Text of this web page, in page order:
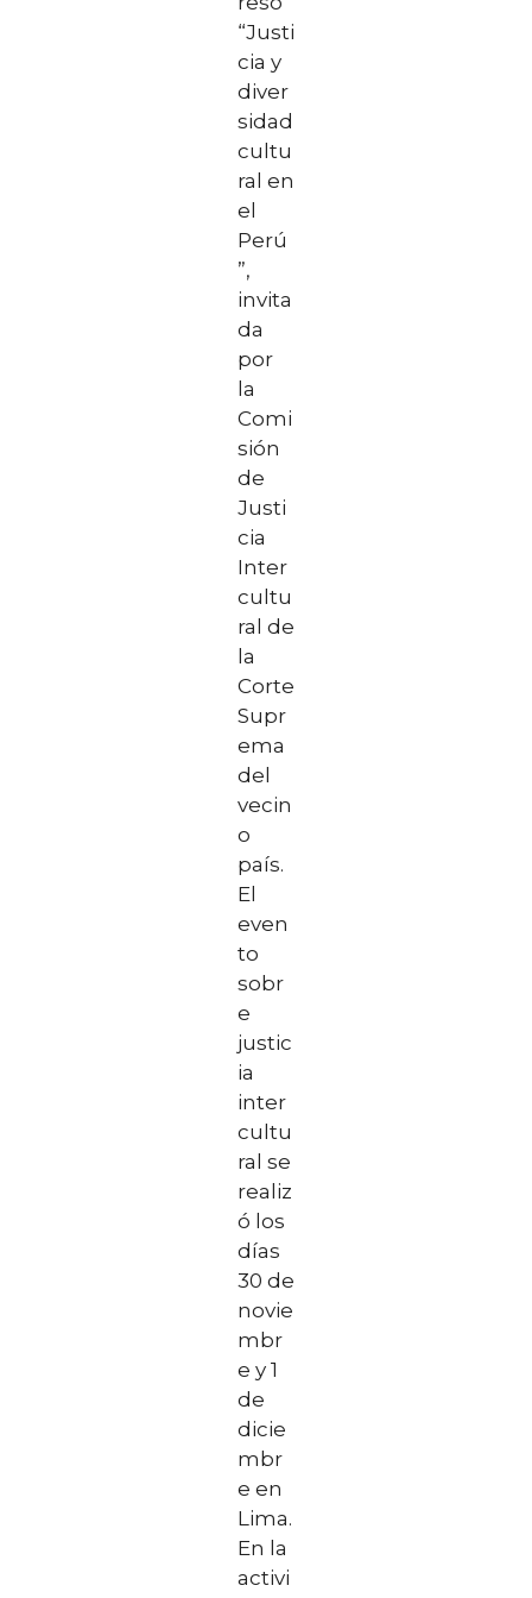
“Justi
cia y
diver
sidad
cultu
ral en
el
Perú
”,
invita
da
por
la
Comi
sión
de
Justi
cia
Inter
cultu
ral de
la
Corte
Supr
ema
del
vecin
o
país.
El
even
to
sobr
e
justic
ia
inter
cultu
ral se
realiz
ó los
días
30 de
novie
mbr
e y 1
de
dicie
mbr
e en
Lima.
En la
activi